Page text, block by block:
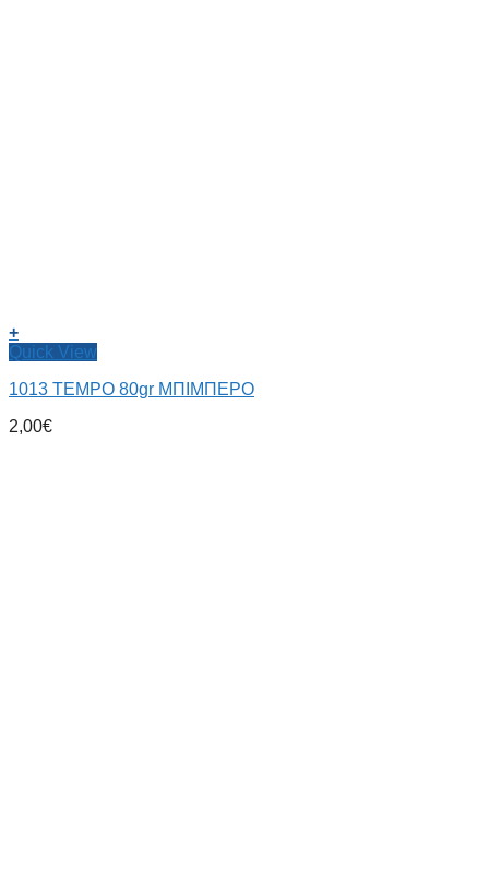
+
Quick View
1013 TEMPO 80gr ΜΠΙΜΠΕΡΟ
2,00€